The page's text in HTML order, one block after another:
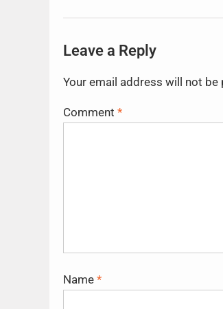
Leave a Reply
Your email address will not be
Comment *
Name *